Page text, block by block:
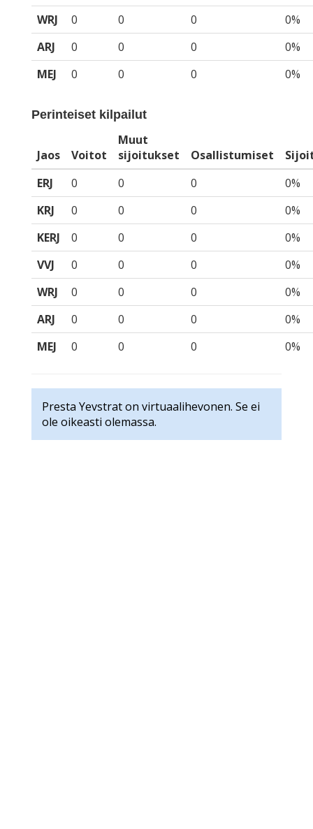
WRJ
0 0 0
0%
ARJ
0 0 0
0%
MEJ
0 0 0 0%
Perinteiset kilpailut
Jaos Voitot
Muut
sijoitukset
Osallistumiset
ERJ
0 0 0
0%
KRJ
0 0 0
0%
KERJ
0 0 0
0%
VVJ
0 0 0
0%
WRJ
0 0 0
0%
ARJ
0 0 0
0%
MEJ
0 0 0 0%
Presta Yevstrat on virtuaalihevonen. Se ei
ole oikeasti olemassa.